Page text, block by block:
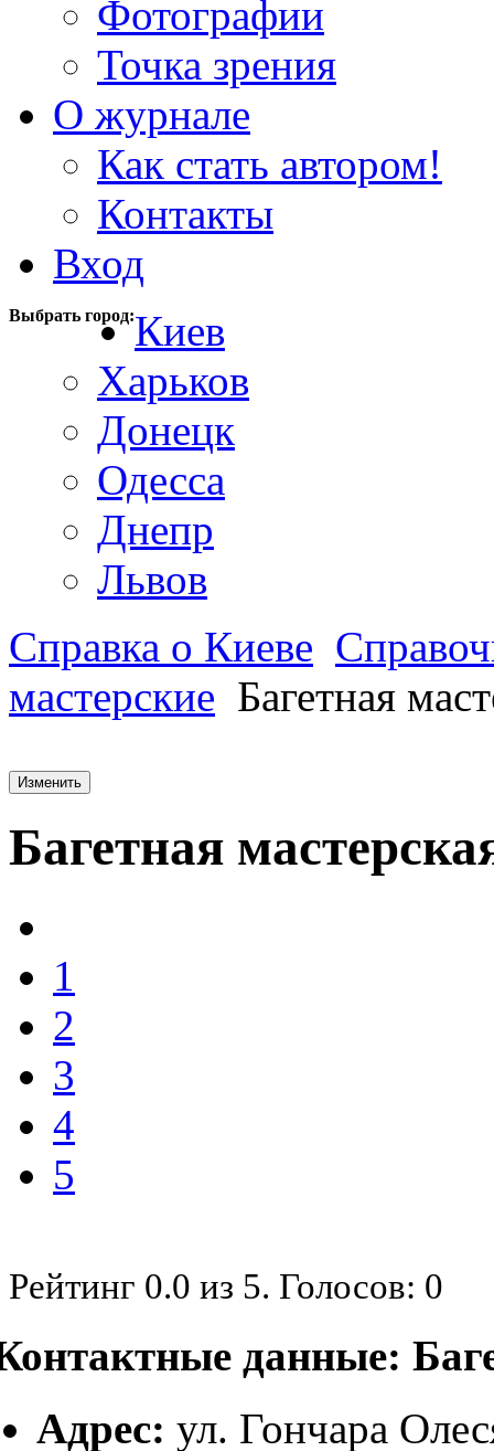
Фотографии
Точка зрения
О журнале
Как стать автором!
Контакты
Вход
Выбрать город:Киев
Харьков
Донецк
Одесса
Днепр
Львов
Справка о Киеве
мастерские Багетная
Изменить
Багетная
1
2
3
4
5
Рейтинг 0.0 из 5. Голосов: 0
данные:
Адрес: ул. Гончара